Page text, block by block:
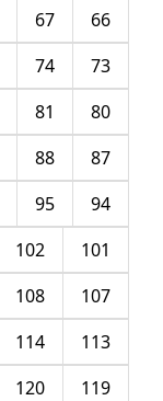
66
67
73
74
80
81
87
88
94
95
101
102
107
108
113
114
119
120